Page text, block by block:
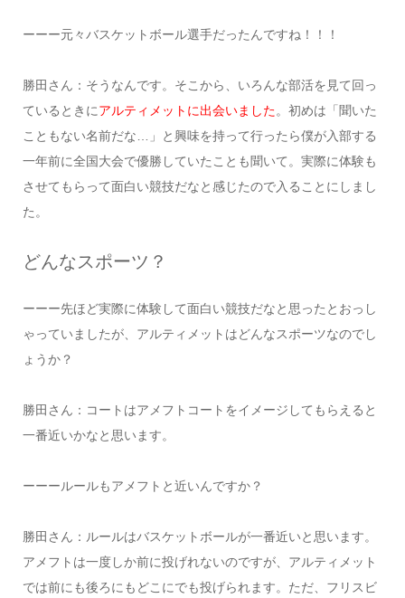
ーーー元々バスケットボール選手だったんですね！！！
勝田さん：そうなんです。そこから、いろんな部活を見て回っ
ているときにアルティメットに出会いました。初めは「聞いた
こともない名前だな…」と興味を持って行ったら僕が入部する
一年前に全国大会で優勝していたことも聞いて。実際に体験も
させてもらって面白い競技だなと感じたので入ることにしまし
た。
どんなスポーツ？
ーーー先ほど実際に体験して面白い競技だなと思ったとおっし
ゃっていましたが、アルティメットはどんなスポーツなのでし
ょうか？
勝田さん：コートはアメフトコートをイメージしてもらえると
一番近いかなと思います。
ーーールールもアメフトと近いんですか？
勝田さん：ルールはバスケットボールが一番近いと思います。
アメフトは一度しか前に投げれないのですが、アルティメット
では前にも後ろにもどこにでも投げられます。ただ、フリスビ